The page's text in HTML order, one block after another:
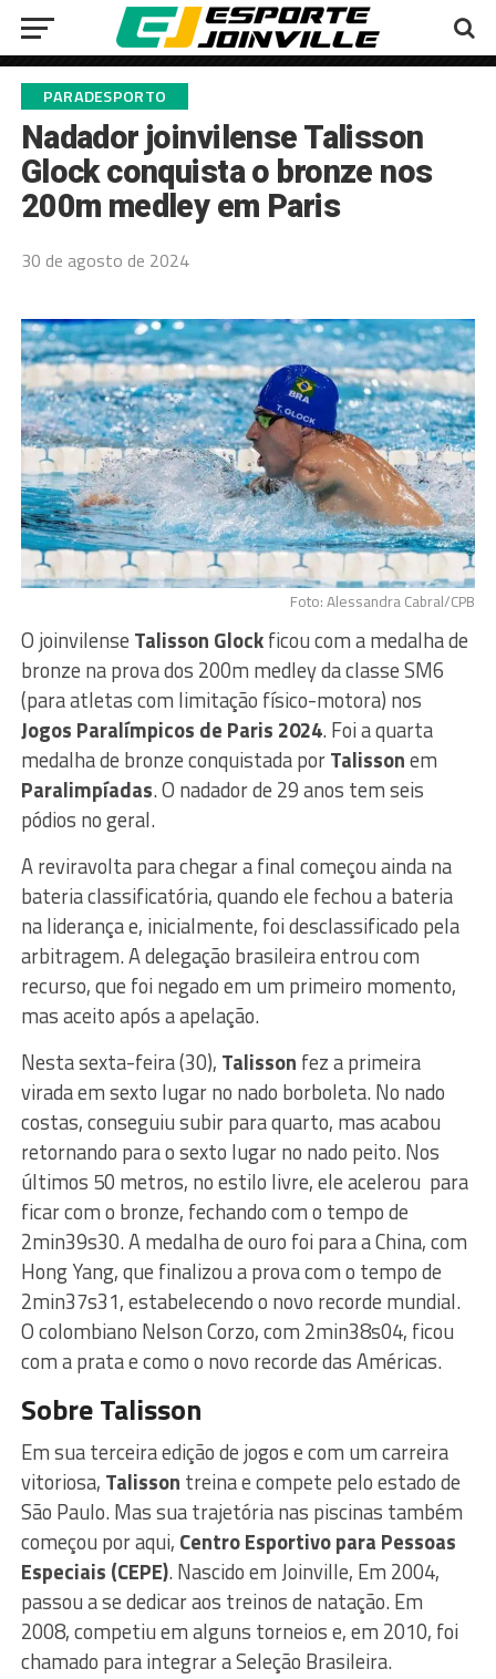
PARADESPORTO
Nadador joinvilense Talisson
Glock conquista o bronze nos
200m medley em Paris
30 de agosto de 2024
Foto: Alessandra Cabral/CPB
O joinvilense Talisson Glockficou com a medalha de
bronze na prova dos 200m medley da classe SM6
(para atletas com limitação físico-motora) nos
Jogos Paralímpicos de Paris 2024. Foi a quarta
medalha de bronze conquistada porTalissonem
Paralimpíadas. O nadador de 29 anos tem seis
pódios no geral.
A reviravolta para chegar a final começou ainda na
bateria classificatória, quando ele fechou a bateria
na liderança e, inicialmente, foi desclassificado pela
arbitragem. A delegação brasileira entrou com
recurso, que foi negado em um primeiro momento,
mas aceito após a apelação.
Nesta sexta-feira (30), Talisson fez a primeira
virada em sexto lugar no nado borboleta. No nado
costas, conseguiu subir para quarto, mas acabou
retornando para o sexto lugar no nado peito. Nos
últimos 50 metros, no estilo livre, ele acelerou para
ficar com o bronze, fechando com o tempo de
2min39s30. A medalha de ouro foi para a China, com
Hong Yang, que finalizou a prova com o tempo de
2min37s31, estabelecendo o novo recorde mundial.
O colombiano Nelson Corzo, com 2min38s04, ficou
com a prata e como o novo recorde das Américas.
Sobre Talisson
Em sua terceira edição de jogos e com um carreira
vitoriosa, Talisson treina e compete pelo estado de
São Paulo. Mas sua trajetória nas piscinas também
começou por aqui, Centro Esportivo para Pessoas
Especiais (CEPE). Nascido em Joinville, Em 2004,
passou a se dedicar aos treinos de natação. Em
2008, competiu em alguns torneios e, em 2010, foi
chamado para integrar a Seleção Brasileira.